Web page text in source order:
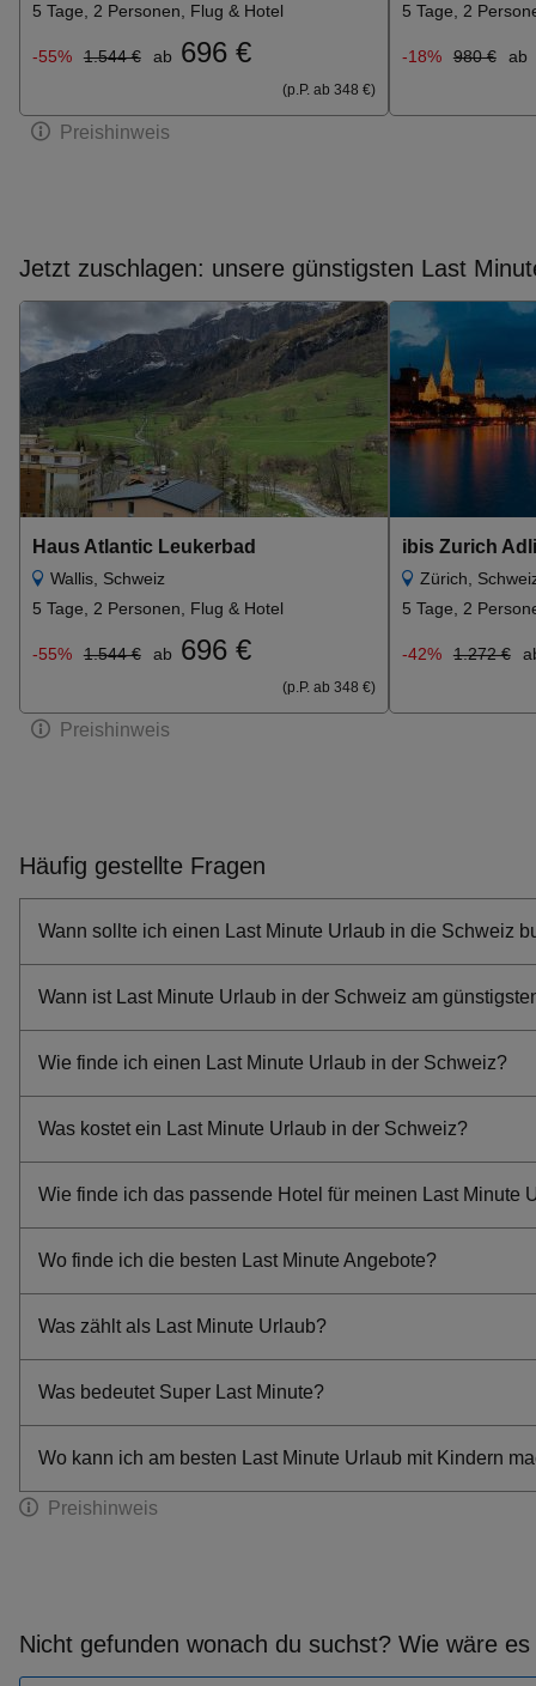
5 Tage, 2 Personen, Flug & Hotel
-55% 1.544 € ab 696 €
(p.P. ab 348 €)
5 Tage, 2
-18% 980 € ab
Preishinweis
Jetzt zuschlagen: unsere günstigsten Last
Haus Atlantic Leukerbad
Wallis, Schweiz
5 Tage, 2 Personen, Flug & Hotel
-55% 1.544 € ab 696 €
(p.P. ab 348 €)
ibis Zurich
Zürich,
5 Tage, 2
-42% 1.272 €
Preishinweis
Häufig gestellte Fragen
Wann sollte ich einen Last Minute Urlaub in die Schweiz
Wann ist Last Minute Urlaub in der Schweiz am
Wie finde ich einen Last Minute Urlaub in der Schweiz?
Was kostet ein Last Minute Urlaub in der Schweiz?
Wie finde ich das passende Hotel für meinen Last Minute
Wo finde ich die besten Last Minute Angebote?
Was zählt als Last Minute Urlaub?
Was bedeutet Super Last Minute?
Wo kann ich am besten Last Minute Urlaub mit Kindern
Preishinweis
Nicht gefunden wonach du suchst? Wie wäre